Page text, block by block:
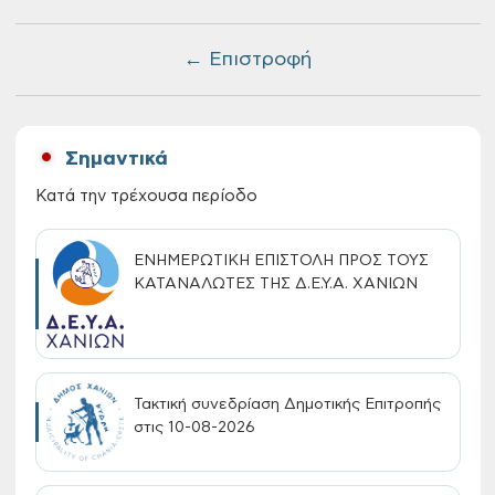
← Επιστροφή
Σημαντικά
Κατά την τρέχουσα περίοδο
ΕΝΗΜΕΡΩΤΙΚΗ ΕΠΙΣΤΟΛΗ ΠΡΟΣ ΤΟΥΣ
ΚΑΤΑΝΑΛΩΤΕΣ ΤΗΣ Δ.Ε.Υ.Α. ΧΑΝΙΩΝ
Τακτική συνεδρίαση Δημοτικής Επιτροπής
στις 10-08-2026